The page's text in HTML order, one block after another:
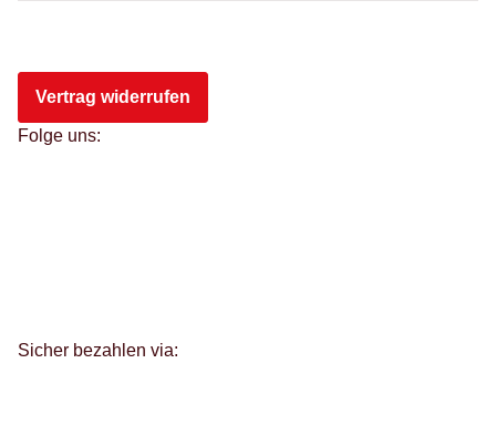
Vertrag widerrufen
Folge uns:
Sicher bezahlen via: